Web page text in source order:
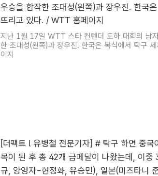
지난 1월 17일 WTT 스타 컨텐더 도하 대회의 남
한 조대성(왼쪽)과 장우진. 한국은 복식에서 탁구
이지
[더팩트 l 유병철 전문기자] # 탁구 하면 중
목이 된 후 총 42개 금메달이 나왔는데, 이
규, 양영자-현정화, 유승민), 일본(미즈타니